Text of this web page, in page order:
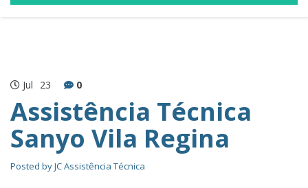
Jul 23 0
Assistência Técnica
Sanyo Vila Regina
Posted byJC Assistência Técnica